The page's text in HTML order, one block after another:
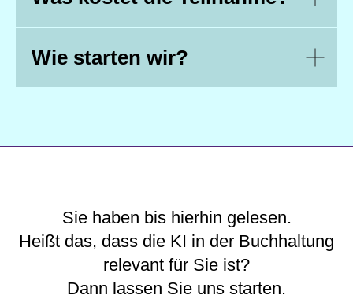
Wie starten wir?
Sie haben bis hierhin gelesen.
Heißt das, dass die KI in der Buchhaltung
relevant für Sie ist?
Dann lassen Sie uns starten.